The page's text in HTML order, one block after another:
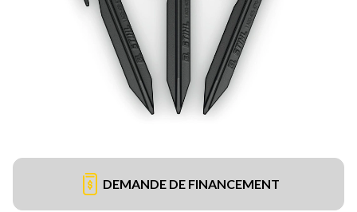
DEMANDE DE FINANCEMENT